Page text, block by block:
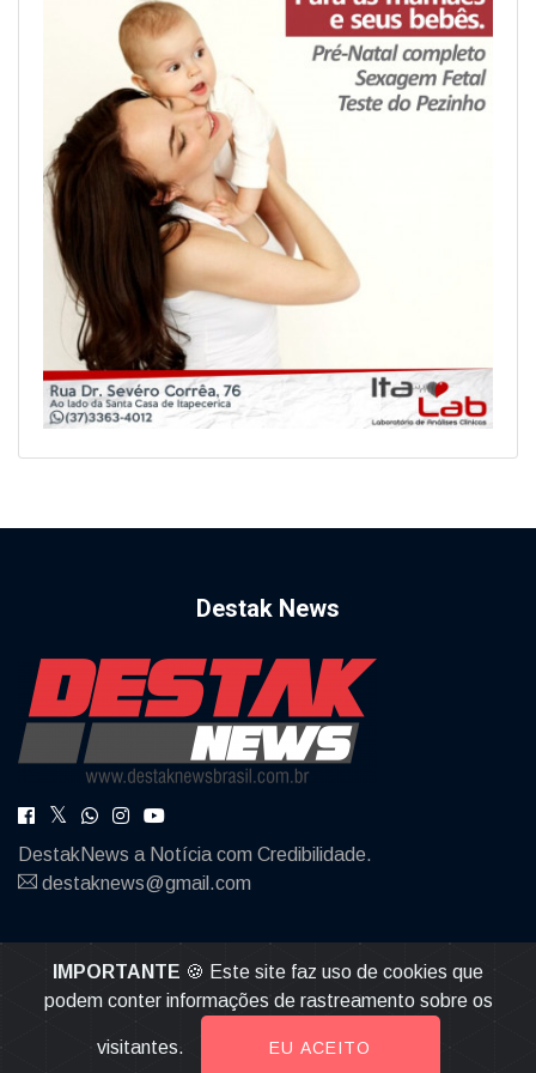
Destak News
DestakNews a Notícia com Credibilidade.
destaknews@gmail.com
© 2026, Destak News | Todos os direitos reservados |
Desenvolvido porMultiverso Web
IMPORTANTE 🍪 Este site faz uso de cookies que
podem conter informações de rastreamento sobre os
visitantes. EU ACEITO